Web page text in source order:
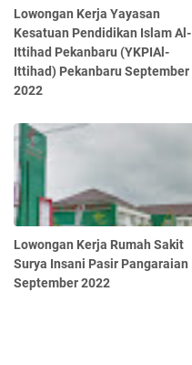
Lowongan Kerja Yayasan
Kesatuan Pendidikan Islam Al-
Ittihad Pekanbaru (YKPIAl-
Ittihad) Pekanbaru September
2022
Lowongan Kerja Rumah Sakit
Surya Insani Pasir Pangaraian
September 2022